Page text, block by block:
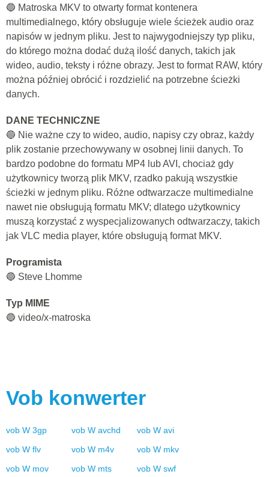
🔵 Matroska MKV to otwarty format kontenera
multimedialnego, który obsługuje wiele ścieżek audio oraz
napisów w jednym pliku. Jest to najwygodniejszy typ pliku,
do którego można dodać dużą ilość danych, takich jak
wideo, audio, teksty i różne obrazy. Jest to format RAW, który
można później obrócić i rozdzielić na potrzebne ścieżki
danych.
DANE TECHNICZNE
🔵 Nie ważne czy to wideo, audio, napisy czy obraz, każdy
plik zostanie przechowywany w osobnej linii danych. To
bardzo podobne do formatu MP4 lub AVI, chociaż gdy
użytkownicy tworzą plik MKV, rzadko pakują wszystkie
ścieżki w jednym pliku. Różne odtwarzacze multimedialne
nawet nie obsługują formatu MKV; dlatego użytkownicy
muszą korzystać z wyspecjalizowanych odtwarzaczy, takich
jak VLC media player, które obsługują format MKV.
Programista
🔵 Steve Lhomme
Typ MIME
🔵 video/x-matroska
Vob konwerter
vob W 3gp vob W avchd vob W avi
vob W flv vob W m4v vob W mkv
vob W mov vob W mts vob W swf